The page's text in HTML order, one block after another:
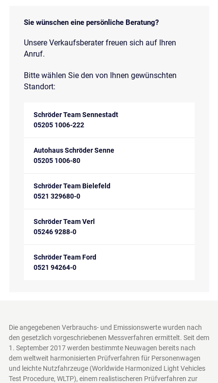
Sie wünschen eine persönliche Beratung?
Unsere Verkaufsberater freuen sich auf Ihren
Anruf.
Bitte wählen Sie den von Ihnen gewünschten
Standort:
Schröder Team Sennestadt
05205 1006-222
Autohaus Schröder Senne
05205 1006-80
Schröder Team Bielefeld
0521 329680-0
Schröder Team Verl
05246 9288-0
Schröder Team Ford
0521 94264-0
Die angegebenen Verbrauchs- und Emissionswerte wurden nach
den gesetzlich vorgeschriebenen Messverfahren ermittelt. Seit dem
1. September 2017 werden bestimmte Neuwagen bereits nach
dem weltweit harmonisierten Prüfverfahren für Personenwagen
und leichte Nutzfahrzeuge (Worldwide Harmonized Light Vehicles
Test Procedure, WLTP), einem realistischeren Prüfverfahren zur